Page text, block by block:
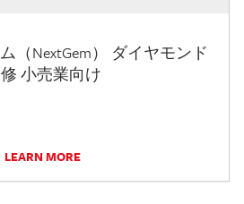
（NextGem） ダイヤモンド
小売業向け
LEARN MORE